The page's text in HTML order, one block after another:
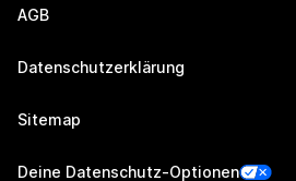
AGB
Datenschutzerklärung
Sitemap
Deine Datenschutz-Optionen